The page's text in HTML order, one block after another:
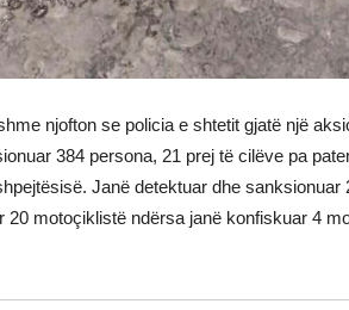
njofton se policia e shtetit gjatë një
384 persona, 21 prej të cilëve pa
Janë detektuar dhe sanksionuar
20 motoçiklistë ndërsa janë konfiskuar 4